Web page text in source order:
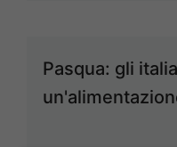
Pasqua: gli